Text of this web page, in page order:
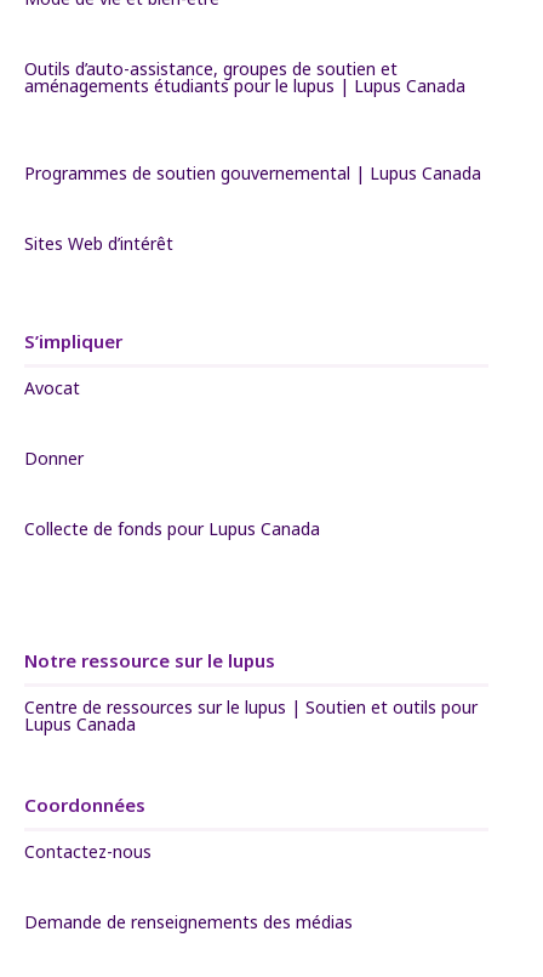
Outils d’auto-assistance, groupes de soutien et
aménagements étudiants pour le lupus | Lupus Canada
Programmes de soutien gouvernemental | Lupus Canada
Sites Web d’intérêt
S’impliquer
Avocat
Donner
Collecte de fonds pour Lupus Canada
Notre ressource sur le lupus
Centre de ressources sur le lupus | Soutien et outils pour
Lupus Canada
Coordonnées
Contactez-nous
Demande de renseignements des médias